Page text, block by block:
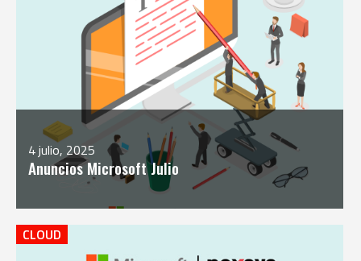
4 julio, 2025
Anuncios Microsoft Julio
CLOUD